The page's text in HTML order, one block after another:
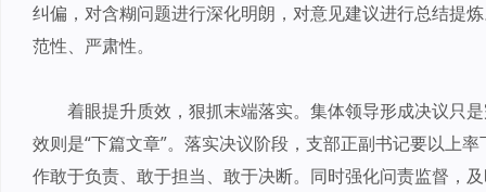
纠偏，对含糊问题进行深化明朗，对意见建议进行总结提
范性、严肃性。
着眼提升质效，狠抓末端落实。集体领导形成决议只
效则是“下篇文章”。落实决议阶段，支部正副书记要以上
作敢于负责、敢于担当、敢于决断。同时强化问责监督，